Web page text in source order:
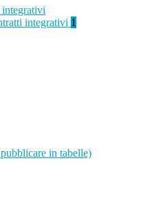
integrativi 1
in tabelle)